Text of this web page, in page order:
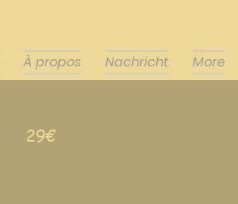
À propos Nachricht More
29€